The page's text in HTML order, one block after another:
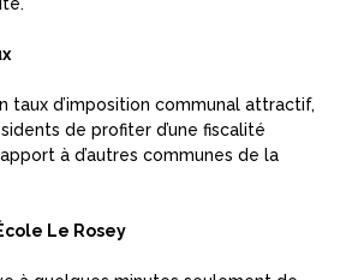
taux d’imposition communal attractif,
de profiter d’une fiscalité
à d’autres communes de la
Le Rosey